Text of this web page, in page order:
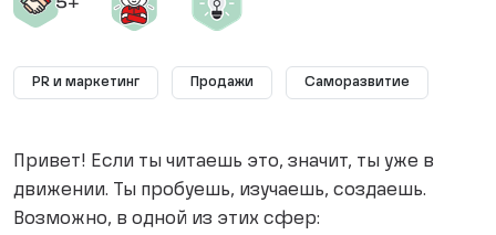
PR и маркетинг Продажи Саморазвитие
Привет! Если ты читаешь это, значит, ты уже в
движении. Ты пробуешь, изучаешь, создаешь.
Возможно, в одной из этих сфер: